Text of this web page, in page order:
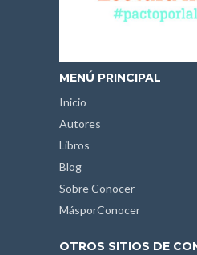
MENÚ PRINCIPAL
Inicio
Autores
Libros
Blog
Sobre Conocer
MásporConocer
OTROS SITIOS DE